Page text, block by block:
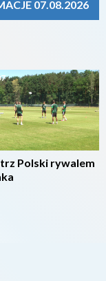
07.08.2026
Polski rywalem